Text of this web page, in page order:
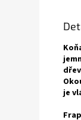
je